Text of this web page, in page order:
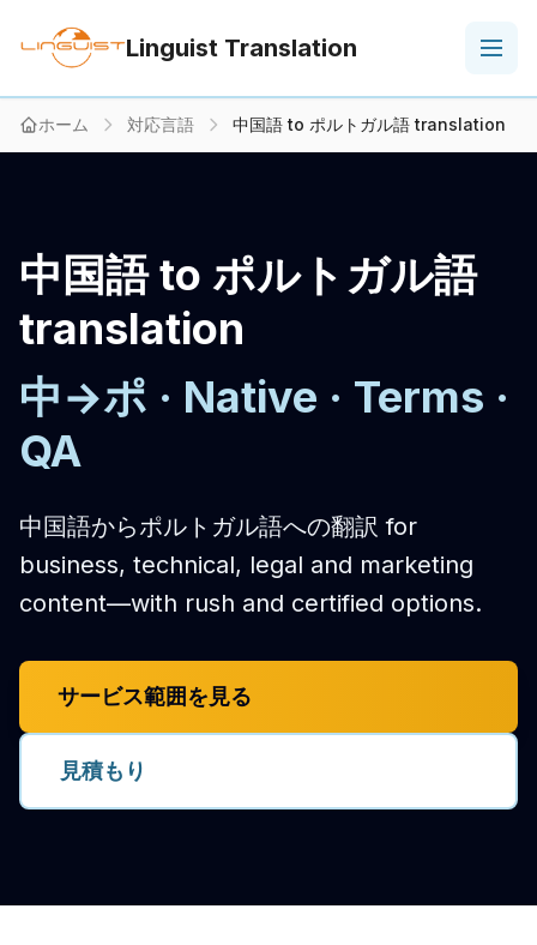
Linguist Translation
ホーム 対応言語 中国語 to ポルトガル語 translation
中国語 to ポルトガル語
translation
中→ポ · Native · Terms ·
QA
中国語からポルトガル語への翻訳 for
business, technical, legal and marketing
content—with rush and certified options.
サービス範囲を見る
見積もり